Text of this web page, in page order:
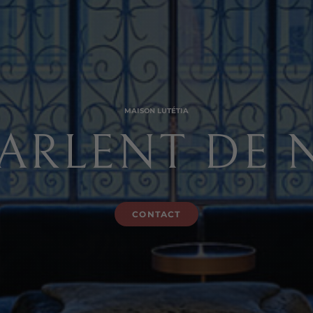
MAISON LUTÉTIA
DE
CONTACT